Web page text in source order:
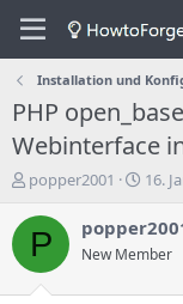
Installation und
PHP
Webinterface
E
s
e
popper2001
E
s
e
16.
P New Member